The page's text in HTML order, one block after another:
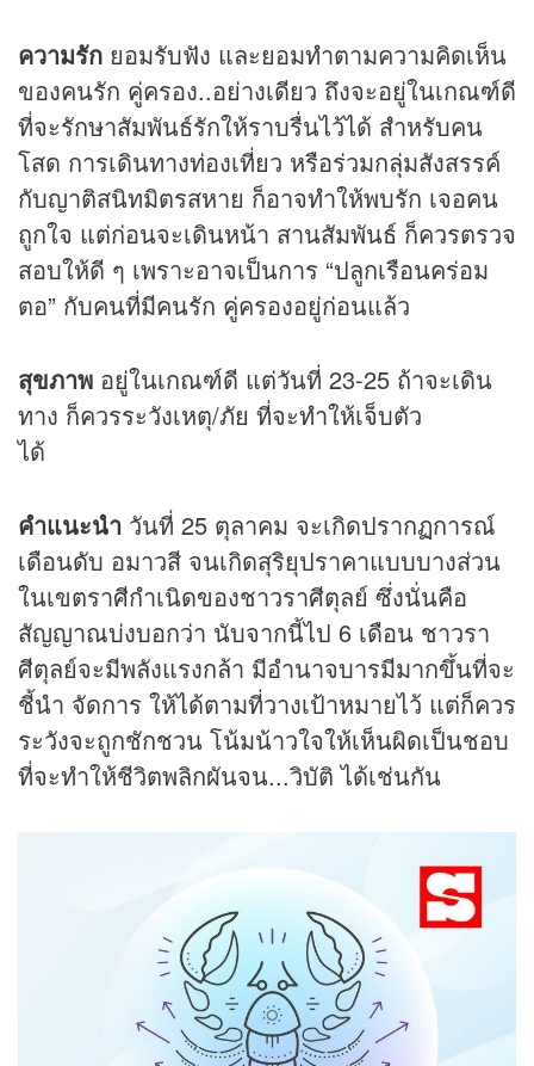
ความรัก ยอมรับฟัง และยอมทำตามความคิดเห็น
ของคนรัก คู่ครอง..อย่างเดียว ถึงจะอยู่ในเกณฑ์ดี
ที่จะรักษาสัมพันธ์รักให้ราบรื่นไว้ได้ สำหรับคน
โสด การเดินทางท่องเที่ยว หรือร่วมกลุ่มสังสรรค์
กับญาติสนิทมิตรสหาย ก็อาจทำให้พบรัก เจอคน
ถูกใจ แต่ก่อนจะเดินหน้า สานสัมพันธ์ ก็ควรตรวจ
สอบให้ดี ๆ เพราะอาจเป็นการ “ปลูกเรือนคร่อม
ตอ” กับคนที่มีคนรัก คู่ครองอยู่ก่อนแล้ว
สุขภาพ อยู่ในเกณฑ์ดี แต่วันที่ 23-25 ถ้าจะเดิน
ทาง ก็ควรระวังเหตุ/ภัย ที่จะทำให้เจ็บตัว
ได้
คำแนะนำ วันที่ 25 ตุลาคม จะเกิดปรากฏการณ์
เดือนดับ อมาวสี จนเกิดสุริยุปราคาแบบบางส่วน
ในเขตราศีกำเนิดของชาวราศีตุลย์ ซึ่งนั่นคือ
สัญญาณบ่งบอกว่า นับจากนี้ไป 6 เดือน ชาวรา
ศีตุลย์จะมีพลังแรงกล้า มีอำนาจบารมีมากขึ้นที่จะ
ชี้นำ จัดการ ให้ได้ตามที่วางเป้าหมายไว้ แต่ก็ควร
ระวังจะถูกชักชวน โน้มน้าวใจให้เห็นผิดเป็นชอบ
ที่จะทำให้ชีวิตพลิกผันจน...วิบัติ ได้เช่นกัน